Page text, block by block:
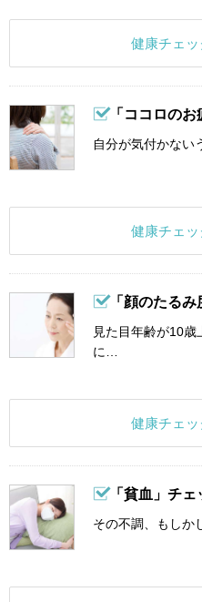
健康チェ
「ココロのお
自分が気付かない
健康チェ
「顔のたるみ
見た目年齢が10
に…
健康チェ
「貧血」チェ
その不調、もしか